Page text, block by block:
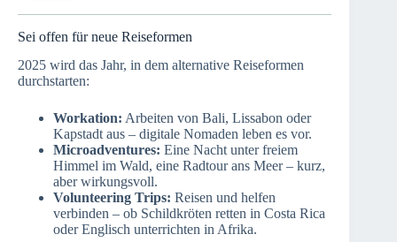
Sei offen für neue Reiseformen
2025 wird das Jahr, in dem alternative Reiseformen
durchstarten:
Workation: Arbeiten von Bali, Lissabon oder
Kapstadt aus – digitale Nomaden leben es vor.
Microadventures: Eine Nacht unter freiem
Himmel im Wald, eine Radtour ans Meer – kurz,
aber wirkungsvoll.
Volunteering Trips: Reisen und helfen
verbinden – ob Schildkröten retten in Costa Rica
oder Englisch unterrichten in Afrika.